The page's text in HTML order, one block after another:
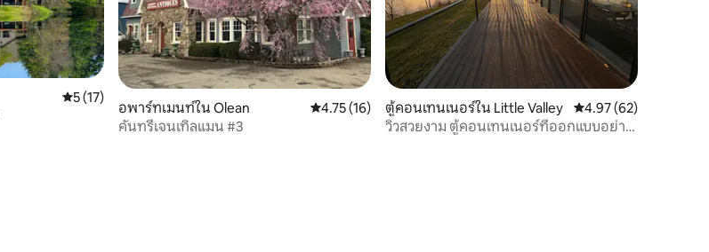
คะแนนเฉลี่ย 5 จาก 5, 17 รีวิว
5 (17)
อพาร์ทเมนท์ใน Olean คะแนนเฉลี่ย 4.75 จาก 5, 16 รีวิว
4.75 (16)
คันทรีเจนเทิลแมน #3
ตู้คอนเทนเนอร์ใน Little Valley คะแนนเฉลี่ย 4.97 จาก
4.97 (62)
วิวสวยงาม ตู้คอนเทนเนอร์ที่ออกแบบอย่าง